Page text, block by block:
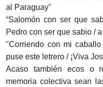
al Paraguay"
“Salomón con ser que
Pedro con ser que sabio /
"Corriendo con mi
puse este letrero / ¡Viva
Acaso también ecos o
memoria colectiva sean